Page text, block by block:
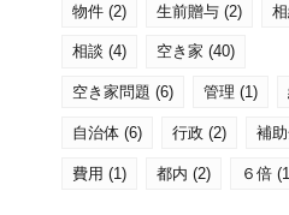
物件(2) 生前贈与(2)
相談 (4) 空き家 (40)
空き家問題 (6) 管理 (1)
自治体(6) 行政 (2) 補
費用 (1) 都内 (2) ６倍